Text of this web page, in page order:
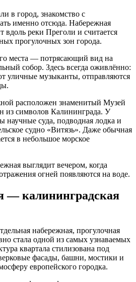
в город, знакомство с
именно отсюда. Набережная
вдоль реки Преголи и считается
прогулочных зон города.
места — потрясающий вид на
собор. Здесь всегда оживлённо:
уличные музыканты, отправляются
расположен знаменитый Музей
из символов Калининграда. У
научные суда, подводная лодка и
судно «Витязь». Даже обычная
в небольшое морское
выглядит вечером, когда
огней появляются на воде.
— калининградская
набережная, прогулочная
стала одной из самых узнаваемых
квартала стилизована под
фасады, башни, мостики и
европейского городка.